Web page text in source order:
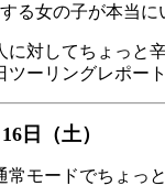
る女の子が本当に
対してちょっと
ーリングレポー
日（土）
モードでちょっ